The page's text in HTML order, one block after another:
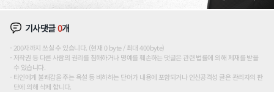
기사댓글0개
200자까지 쓰실 수 있습니다. (현재 0 byte / 최대 400byte)
저작권 등 다른 사람의 권리를 침해하거나 명예를 훼손하는 댓글은 관련 법률에 의해 제재를 받을
수 있습니다.
타인에게 불쾌감을 주는 욕설 등 비하하는 단어가 내용에 포함되거나 인신공격성 글은 관리자의 판
단에 의해 삭제 합니다.